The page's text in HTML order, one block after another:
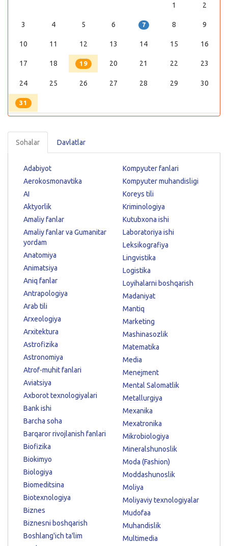
1
2
3 4 5 6 7 8 9
10 11 12 13 14 15 16
17 18 19 20 21 22 23
24 25 26 27 28 29 30
31
Sohalar Davlatlar
Adabiyot
Aerokosmonavtika
AI
Aktyorlik
Amaliy fanlar
Amaliy fanlar va Gumanitar
yordam
Anatomiya
Animatsiya
Aniq fanlar
Antrapologiya
Arab tili
Arxeologiya
Arxitektura
Astrofizika
Astronomiya
Atrof-muhit fanlari
Aviatsiya
Axborot texnologiyalari
Bank ishi
Barcha soha
Barqaror rivojlanish fanlari
Biofizika
Biokimyo
Biologiya
Biomeditsina
Biotexnologiya
Biznes
Biznesni boshqarish
Boshlang'ich ta'lim
Kompyuter fanlari
Kompyuter muhandisligi
Koreys tili
Kriminologiya
Kutubxona ishi
Laboratoriya ishi
Leksikografiya
Lingvistika
Logistika
Loyihalarni boshqarish
Madaniyat
Mantiq
Marketing
Mashinasozlik
Matematika
Media
Menejment
Mental Salomatlik
Metallurgiya
Mexanika
Mexatronika
Mikrobiologiya
Mineralshunoslik
Moda (Fashion)
Moddashunoslik
Moliya
Moliyaviy texnologiyalar
Mudofaa
Muhandislik
Multimedia